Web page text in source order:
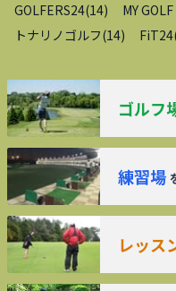
GOLFERS24(14) MY
トナリノゴルフ(14) FiT24
ゴルフ
練習場
レッス